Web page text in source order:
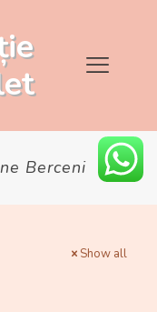
Berceni
Show all